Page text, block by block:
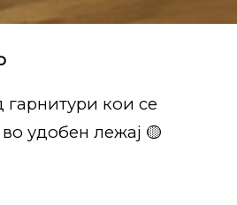
гарнитури кои се
удобен лежај 🟡